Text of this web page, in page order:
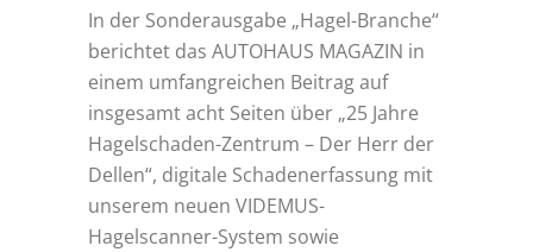
In der Sonderausgabe „Hagel-Branche“
berichtet das AUTOHAUS MAGAZIN in
einem umfangreichen Beitrag auf
insgesamt acht Seiten über „25 Jahre
Hagelschaden-Zentrum – Der Herr der
Dellen“, digitale Schadenerfassung mit
unserem neuen VIDEMUS-
Hagelscanner-System sowie